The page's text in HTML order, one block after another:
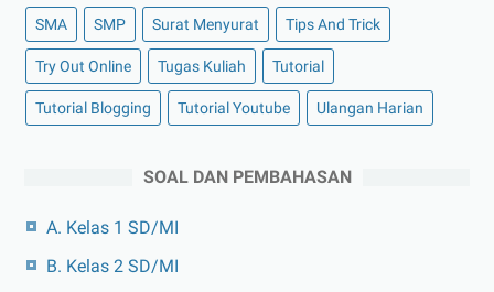
SMA SMP Surat Menyurat Tips And Trick
Try Out Online Tugas Kuliah Tutorial
Tutorial Blogging Tutorial Youtube Ulangan Harian
SOAL DAN PEMBAHASAN
A. Kelas 1 SD/MI
B. Kelas 2 SD/MI